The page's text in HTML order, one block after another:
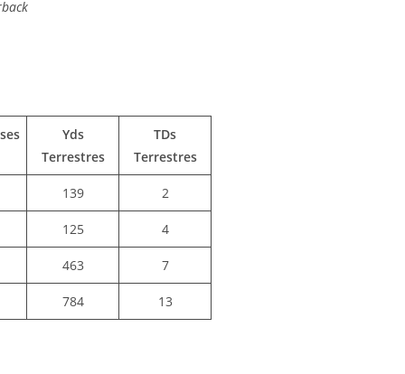
Yds
Terrestres
TDs
Terrestres
139 2
125 4
463 7
784 13